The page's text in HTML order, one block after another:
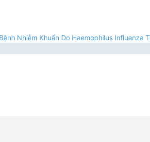
Nhiễm Khuẩn Do Haemophilus Influenza